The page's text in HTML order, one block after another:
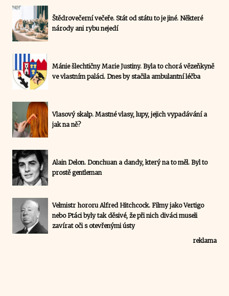
Štědrovečerní večeře. Stát od státu to je jiné. Některé
národy ani rybu nejedí
Mánie šlechtičny Marie Justiny. Byla to chorá vězeňkyně
ve vlastním paláci. Dnes by stačila ambulantní léčba
Vlasový skalp. Mastné vlasy, lupy, jejich vypadávání a
jak na ně?
Alain Delon. Donchuan a dandy, který na to měl. Byl to
prostě gentleman
Velmistr hororu Alfred Hitchcock. Filmy jako Vertigo
nebo Ptáci byly tak děsivé, že při nich diváci museli
zavírat oči s otevřenými ústy
reklama